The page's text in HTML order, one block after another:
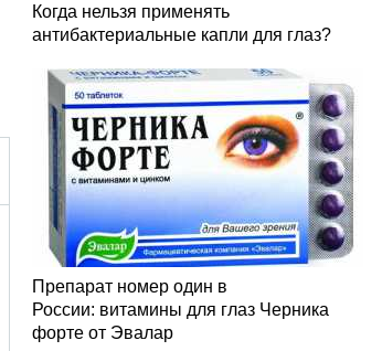
Когда нельзя применять
антибактериальные капли для глаз?
Препарат номер один в
России: витамины для глаз Черника
форте от Эвалар